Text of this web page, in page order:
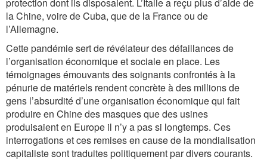
la Chine, voire de Cuba, que de la France ou de
l’Allemagne.
Cette pandémie sert de révélateur des défaillances de
l’organisation économique et sociale en place. Les
témoignages émouvants des soignants confrontés à la
pénurie de matériels rendent concrète à des millions de
gens l’absurdité d’une organisation économique qui fait
produire en Chine des masques que des usines
produisaient en Europe il n’y a pas si longtemps. Ces
interrogations et ces remises en cause de la mondialisation
capitaliste sont traduites politiquement par divers courants.